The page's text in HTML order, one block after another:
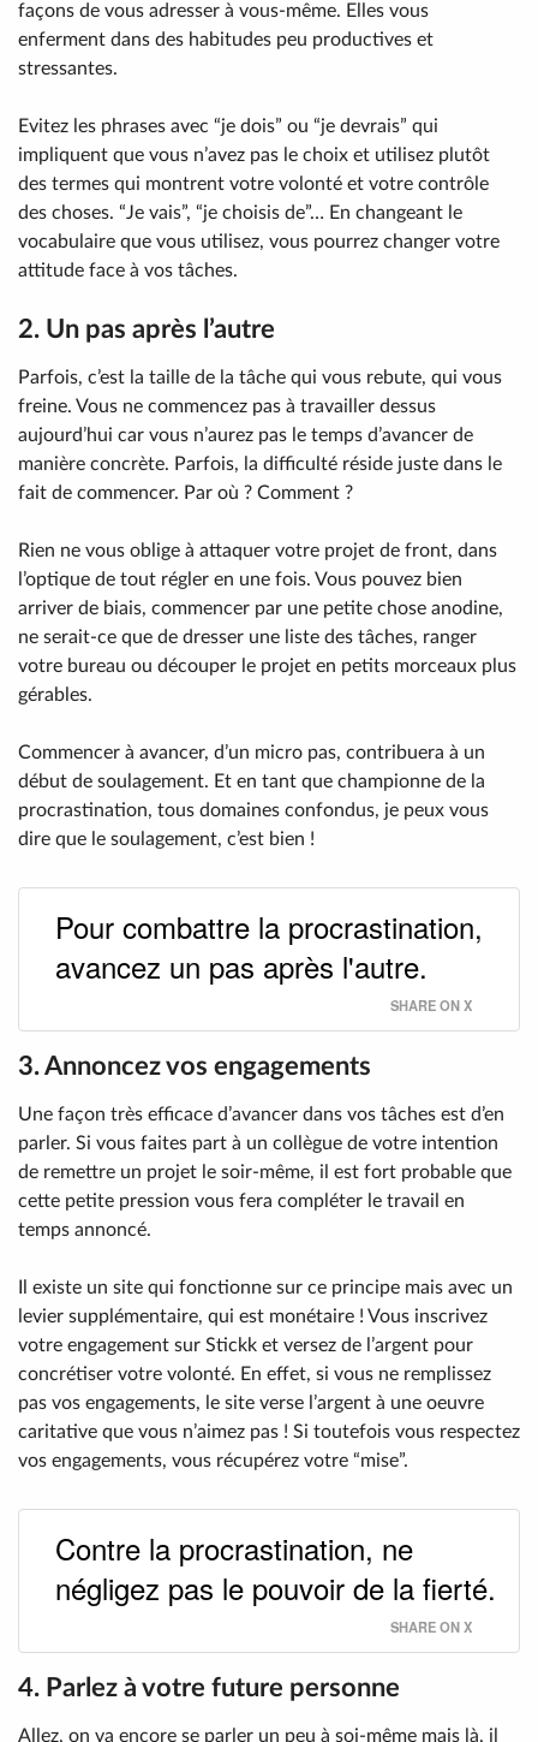
façons de vous adresser à vous-même. Elles vous
enferment dans des habitudes peu productives et
stressantes.
Evitez les phrases avec “je dois” ou “je devrais” qui
impliquent que vous n’avez pas le choix et utilisez plutôt
des termes qui montrent votre volonté et votre contrôle
des choses. “Je vais”, “je choisis de”… En changeant le
vocabulaire que vous utilisez, vous pourrez changer votre
attitude face à vos tâches.
2. Un pas après l’autre
Parfois, c’est la taille de la tâche qui vous rebute, qui vous
freine. Vous ne commencez pas à travailler dessus
aujourd’hui car vous n’aurez pas le temps d’avancer de
manière concrète. Parfois, la difficulté réside juste dans le
fait de commencer. Par où ? Comment ?
Rien ne vous oblige à attaquer votre projet de front, dans
l’optique de tout régler en une fois. Vous pouvez bien
arriver de biais, commencer par une petite chose anodine,
ne serait-ce que de dresser une liste des tâches, ranger
votre bureau ou découper le projet en petits morceaux plus
gérables.
Commencer à avancer, d’un micro pas, contribuera à un
début de soulagement. Et en tant que championne de la
procrastination, tous domaines confondus, je peux vous
dire que le soulagement, c’est bien !
Pour combattre la procrastination,
avancez un pas après l'autre.
SHARE ON X
3. Annoncez vos engagements
Une façon très efficace d’avancer dans vos tâches est d’en
parler. Si vous faites part à un collègue de votre intention
de remettre un projet le soir-même, il est fort probable que
cette petite pression vous fera compléter le travail en
temps annoncé.
Il existe un site qui fonctionne sur ce principe mais avec un
levier supplémentaire, qui est monétaire ! Vous inscrivez
votre engagement sur Stickk et versez de l’argent pour
concrétiser votre volonté. En effet, si vous ne remplissez
pas vos engagements, le site verse l’argent à une oeuvre
caritative que vous n’aimez pas ! Si toutefois vous respectez
vos engagements, vous récupérez votre “mise”.
Contre la procrastination, ne
négligez pas le pouvoir de la fierté.
SHARE ON X
4. Parlez à votre future personne
Allez, on va encore se parler un peu à soi-même mais là, il